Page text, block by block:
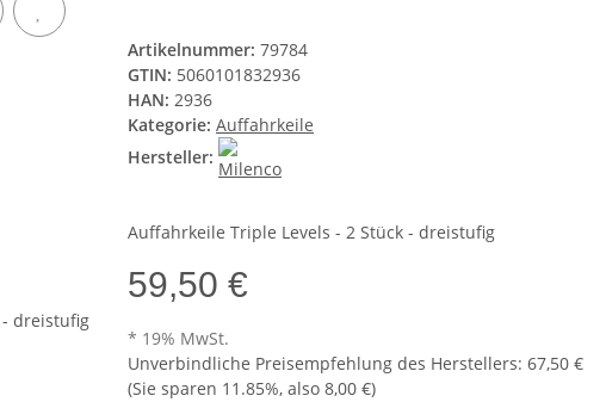
Artikelnummer: 79784
GTIN: 5060101832936
HAN: 2936
Kategorie: Auffahrkeile
Hersteller:
Auffahrkeile Triple Levels - 2 Stück - dreistufig
59,50 €
* 19% MwSt.
Unverbindliche Preisempfehlung des Herstellers: 67,50 €
(Sie sparen 11.85%, also 8,00 €)